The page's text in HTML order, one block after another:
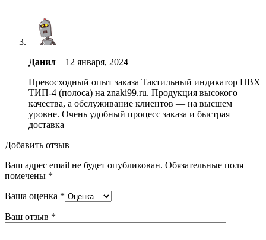
Данил – 12 января, 2024
Превосходный опыт заказа Тактильный индикатор ПВХ
ТИП-4 (полоса) на znaki99.ru. Продукция высокого
качества, а обслуживание клиентов — на высшем
уровне. Очень удобный процесс заказа и быстрая
доставка
Добавить отзыв
Ваш адрес email не будет опубликован. Обязательные поля
помечены *
Ваша оценка *
Ваш отзыв *